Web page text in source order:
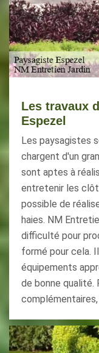
Les travaux
Espezel
Les paysagistes
chargent d'un
sont aptes à
entretenir les
possible de
haies. NM
difficulté pour
formé pour cela.
équipements
de bonne qualité.